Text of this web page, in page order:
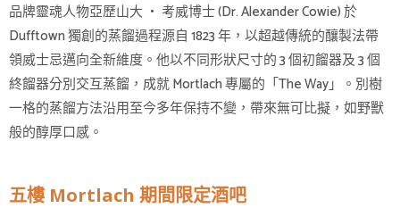
品牌靈魂人物亞歷山大 ‧ 考威博士 (Dr. Alexander Cowie) 於
Dufftown 獨創的蒸餾過程源自 1823 年，以超越傳統的釀製法帶
領威士忌邁向全新維度。他以不同形狀尺寸的 3 個初餾器及 3 個
終餾器分別交互蒸餾，成就 Mortlach 專屬的「The Way」。別樹
一格的蒸餾方法沿用至今多年保持不變，帶來無可比擬，如野獸
般的醇厚口感。
五樓 Mortlach 期間限定酒吧